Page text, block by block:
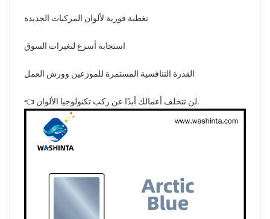
تغطية فورية لألوان المركبات الجديدة
استجابة أسرع لتغيرات السوق
القدرة التنافسية المستمرة للموزعين وورش العمل
👈 لن تتخلف أعمالك أبدًا عن ركب تكنولوجيا الألوان.